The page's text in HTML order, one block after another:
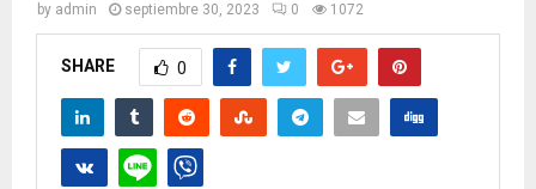
by admin septiembre 30, 2023 0 1072
SHARE 0